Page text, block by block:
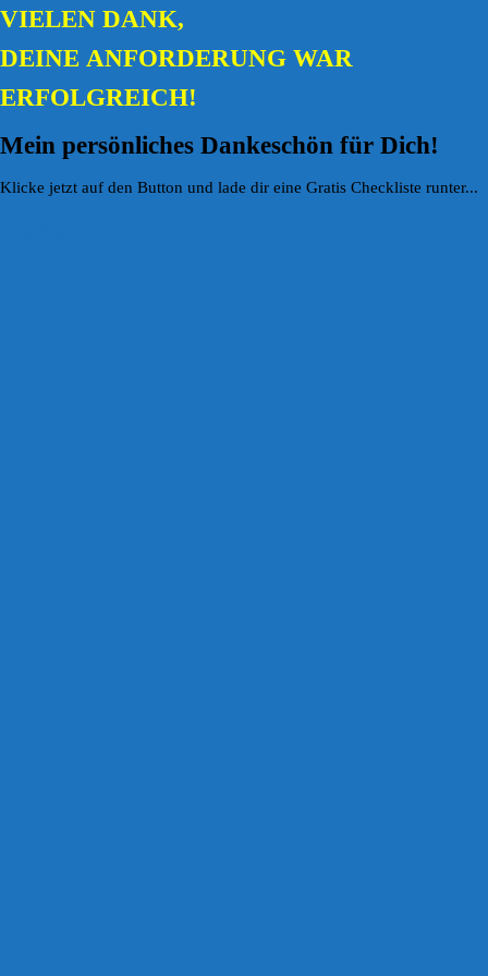
VIELEN DANK,
DEINE ANFORDERUNG WAR
ERFOLGREICH!
Mein persönliches Dankeschön für Dich !
Klicke jetzt auf den Button und lade dir eine Gratis Checkliste runter...